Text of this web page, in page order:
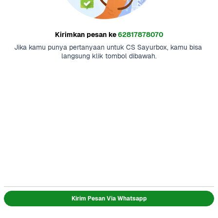
Kirimkan pesan ke62817878070
Jika kamu punya pertanyaan untuk CS Sayurbox, kamu bisa
langsung klik tombol dibawah.
Kirim Pesan Via Whatsapp